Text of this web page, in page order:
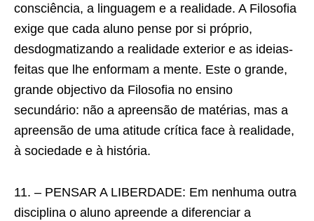
consciência, a linguagem e a realidade. A Filosofia
exige que cada aluno pense por si próprio,
desdogmatizando a realidade exterior e as ideias-
feitas que lhe enformam a mente. Este o grande,
grande objectivo da Filosofia no ensino
secundário: não a apreensão de matérias, mas a
apreensão de uma atitude crítica face à realidade,
à sociedade e à história.
11. – PENSAR A LIBERDADE: Em nenhuma outra
disciplina o aluno apreende a diferenciar a